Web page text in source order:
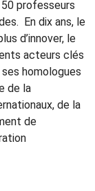
professeurs
En dix ans, le
d’innover, le
acteurs clés
homologues
de la
de la
de